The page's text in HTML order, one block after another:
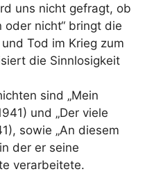
uns nicht gefragt, ob
nicht“ bringt die
Tod im Krieg zum
die Sinnlosigkeit
sind „Mein
und „Der viele
sowie „An diesem
der er seine
verarbeitete.